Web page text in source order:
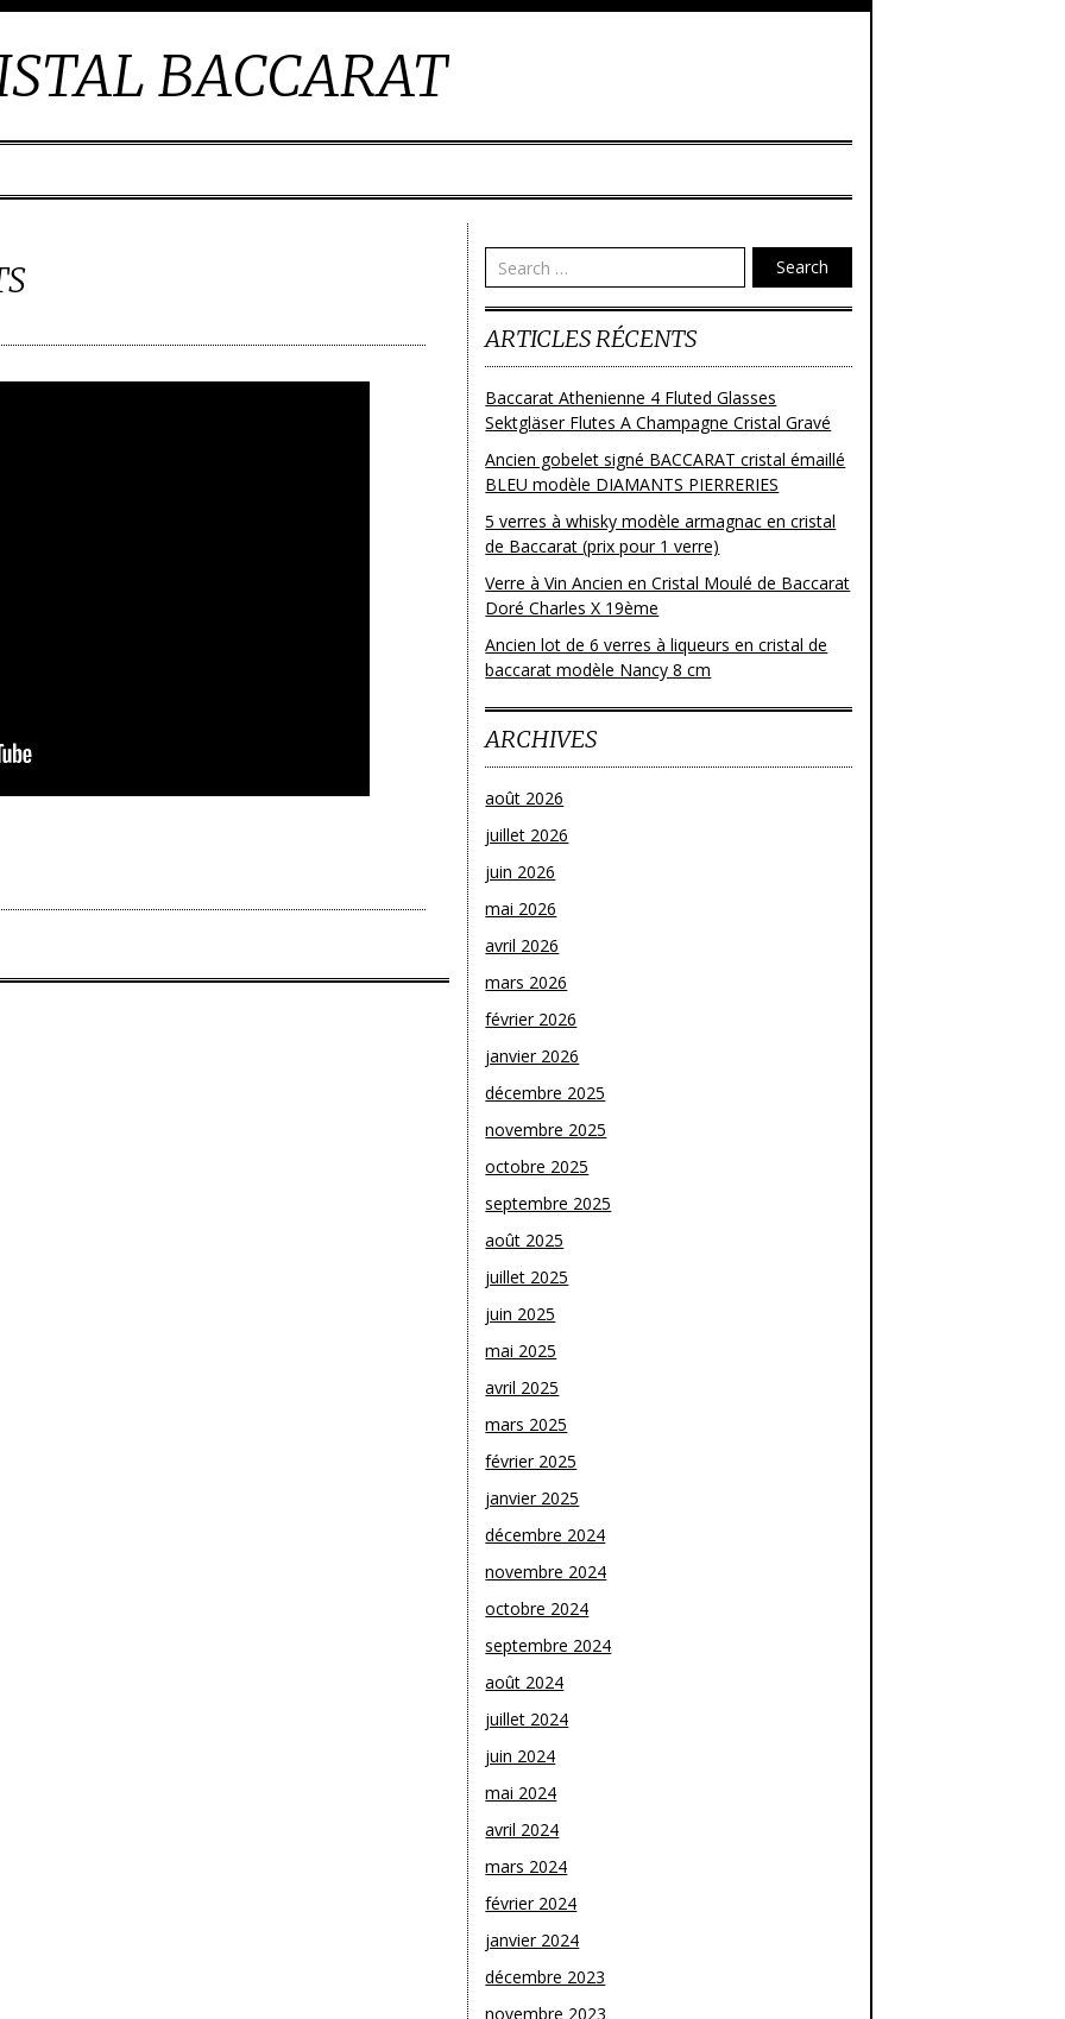
BACCARAT
Search
ARTICLES RÉCENTS
Baccarat Athenienne 4 Fluted Glasses
Sektgläser Flutes A Champagne Cristal Gravé
Ancien gobelet signé BACCARAT cristal émaillé
BLEU modèle DIAMANTS PIERRERIES
5 verres à whisky modèle armagnac en cristal
de Baccarat (prix pour 1 verre)
Verre à Vin Ancien en Cristal Moulé de Baccarat
Doré Charles X 19ème
Ancien lot de 6 verres à liqueurs en cristal de
baccarat modèle Nancy 8 cm
ARCHIVES
août 2026
juillet 2026
juin 2026
mai 2026
avril 2026
mars 2026
février 2026
janvier 2026
décembre 2025
novembre 2025
octobre 2025
septembre 2025
août 2025
juillet 2025
juin 2025
mai 2025
avril 2025
mars 2025
février 2025
janvier 2025
décembre 2024
novembre 2024
octobre 2024
septembre 2024
août 2024
juillet 2024
juin 2024
mai 2024
avril 2024
mars 2024
février 2024
janvier 2024
décembre 2023
novembre 2023